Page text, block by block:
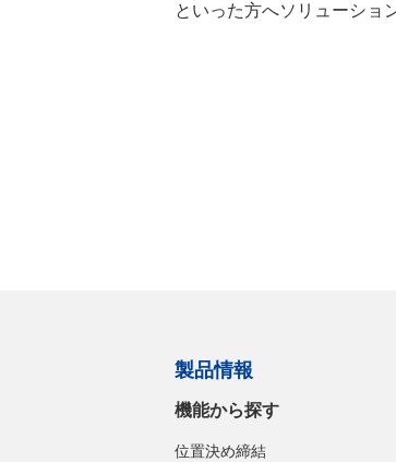
といった方へソリューショ
製品情報
機能から探す
位置決め締結